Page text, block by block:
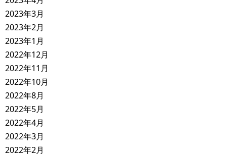
2023年3月
2023年2月
2023年1月
2022年12月
2022年11月
2022年10月
2022年8月
2022年5月
2022年4月
2022年3月
2022年2月